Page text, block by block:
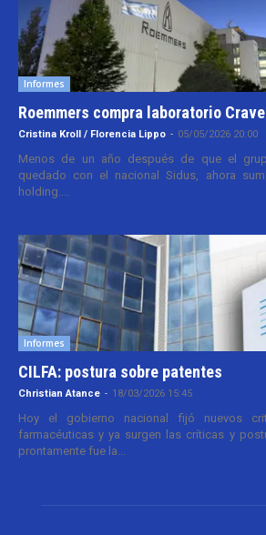
Informes
Roemmers compra laboratorio
Cristina Kroll / Florencia Lippo - 05/05/2026 20:00
Menos de un año después de que el
quedado con el nacional Sidus, ahora
holding....
Informes
CILFA: postura sobre patentes
Christian Atance - 18/03/2026 15:45
Hoy el gobierno nacional fijó nuevos
farmacéuticas y ya surgen las críticas y
prontamente fue la...